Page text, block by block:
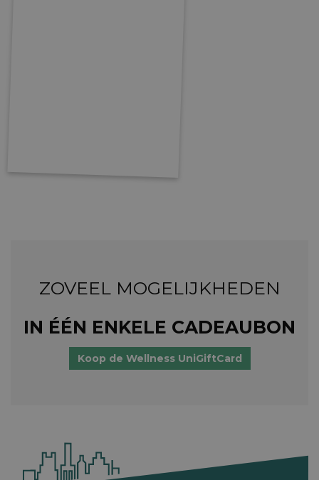
ZOVEEL MOGELIJKHEDEN
IN ÉÉN ENKELE CADEAUBON
Koop de Wellness UniGiftCard